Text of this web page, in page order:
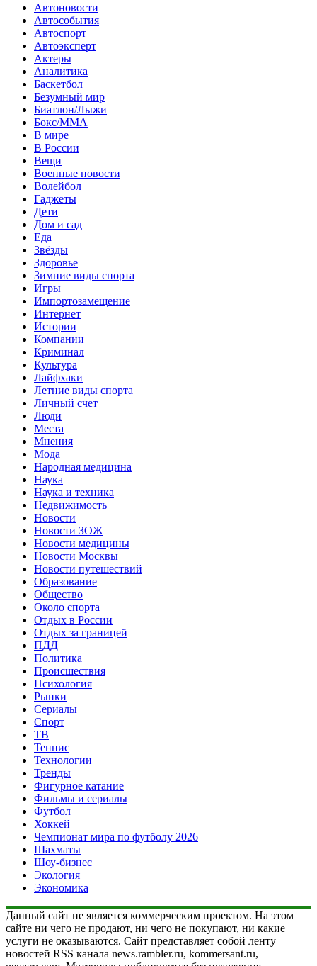
Автоновости
Автособытия
Автоспорт
Автоэксперт
Актеры
Аналитика
Баскетбол
Безумный мир
Биатлон/Лыжи
Бокс/MMA
В мире
В России
Вещи
Военные новости
Волейбол
Гаджеты
Дети
Дом и сад
Еда
Звёзды
Здоровье
Зимние виды спорта
Игры
Импортозамещение
Интернет
Истории
Компании
Криминал
Культура
Лайфхаки
Летние виды спорта
Личный счет
Люди
Места
Мнения
Мода
Народная медицина
Наука
Наука и техника
Недвижимость
Новости
Новости ЗОЖ
Новости медицины
Новости Москвы
Новости путешествий
Образование
Общество
Около спорта
Отдых в России
Отдых за границей
ПДД
Политика
Происшествия
Психология
Рынки
Сериалы
Спорт
ТВ
Теннис
Технологии
Тренды
Фигурное катание
Фильмы и сериалы
Футбол
Хоккей
Чемпионат мира по футболу 2026
Шахматы
Шоу-бизнес
Экология
Экономика
Данный сайт не является коммерческим проектом. На этом
сайте ни чего не продают, ни чего не покупают, ни какие
услуги не оказываются. Сайт представляет собой ленту
новостей RSS канала news.rambler.ru, kommersant.ru,